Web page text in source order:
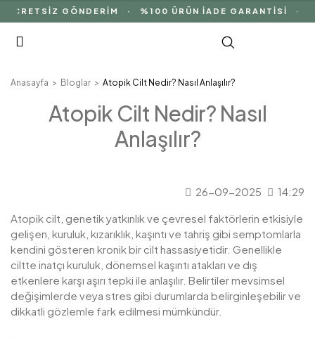
GÖNDERİM · %100 ÜRÜN İADE GARANTİSİ ·
Anasayfa Bloglar Atopik Cilt Nedir? Nasıl Anlaşılır?
Atopik Cilt Nedir? Nasıl
Anlaşılır?
26-09-2025
14:29
Atopik cilt, genetik yatkınlık ve çevresel faktörlerin etkisiyle
gelişen, kuruluk, kızarıklık, kaşıntı ve tahriş gibi semptomlarla
kendini gösteren kronik bir cilt hassasiyetidir. Genellikle
ciltte inatçı kuruluk, dönemsel kaşıntı atakları ve dış
etkenlere karşı aşırı tepki ile anlaşılır. Belirtiler mevsimsel
değişimlerde veya stres gibi durumlarda belirginleşebilir ve
dikkatli gözlemle fark edilmesi mümkündür.